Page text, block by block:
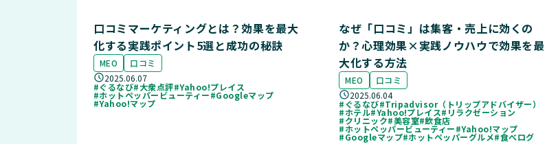
口コミマーケティングとは？効果を最大
化する実践ポイント5選と成功の秘訣
MEO
口コミ
2025.06.07
#ぐるなび#大衆点評#Yahoo!プレイス
#ホットペッパービューティー#Googleマップ
#Yahoo!マップ
なぜ「口コミ」は集客・売上に効くの
か？心理効果×実践ノウハウで効果を最
大化する方法
MEO
口コミ
2025.06.04
#ぐるなび#Tripadvisor（トリップアドバイザー）
#ホテル#Yahoo!プレイス#リラクゼーション
#クリニック#美容室#飲食店
#ホットペッパービューティー#Yahoo!マップ
#Googleマップ#ホットペッパーグルメ#食べログ